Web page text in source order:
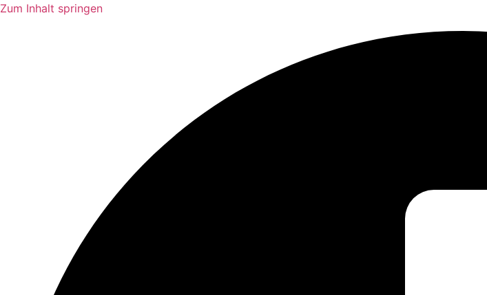
Zum Inhalt springen